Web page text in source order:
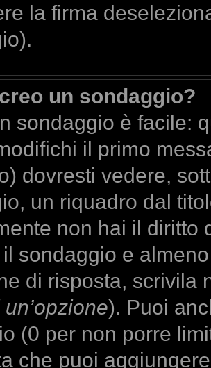
la firma
un sondaggio?
sondaggio è facile:
il primo
dovresti vedere,
un riquadro dal
non hai il diritto
sondaggio e
di risposta, scrivila
). Puoi
(0 per non porre
che puoi